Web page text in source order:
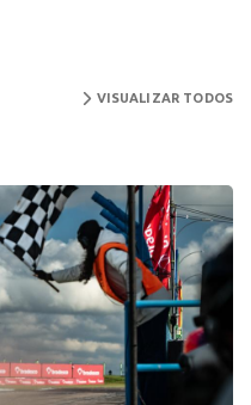
VISUALIZAR TODOS